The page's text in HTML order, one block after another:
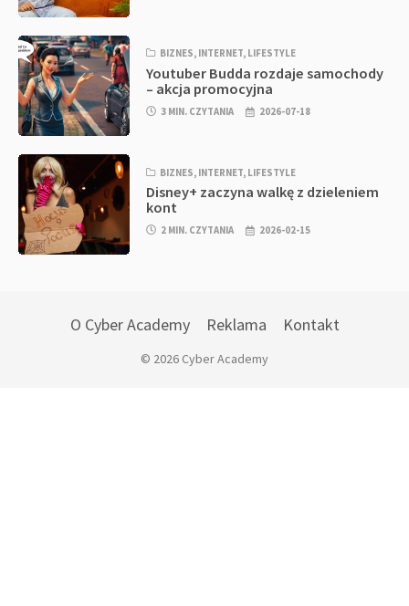
BIZNES, INTERNET, LIFESTYLE
Youtuber Budda rozdaje samochody
– akcja promocyjna
3 MIN. CZYTANIA 2026-07-18
BIZNES, INTERNET, LIFESTYLE
Disney+ zaczyna walkę z dzieleniem
kont
2 MIN. CZYTANIA 2026-02-15
O Cyber Academy Reklama Kontakt
© 2026 Cyber Academy